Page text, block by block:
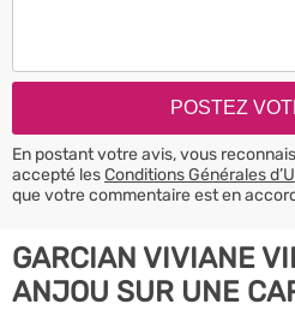
En postant votre avis, vous
accepté lesConditions Générales
que votre commentaire est en
GARCIAN VIVIANE
ANJOU SUR UNE